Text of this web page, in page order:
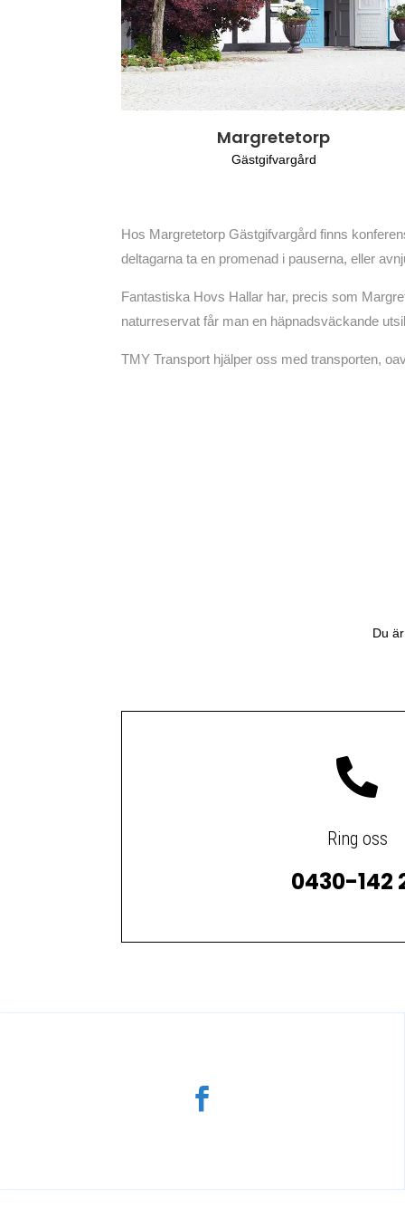
Margretetorp
Gästgifvargård
Hos Margretetorp Gästgifvargård finns
deltagarna ta en promenad i pauserna, eller
Fantastiska Hovs Hallar har, precis som
naturreservat får man en häpnadsväckande
TMY Transport hjälper oss med transporten,
Du

Ring oss
0430-142
